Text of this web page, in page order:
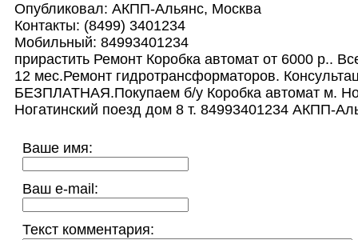
Опубликовал: АКПП-Альянс, Москва
Контакты: (8499) 3401234
Мобильный: 84993401234
прирастить Ремонт Коробка автомат от 6000 р..
12 мес.Ремонт гидротрансформаторов.
БЕЗПЛАТНАЯ.Покупаем б/у Коробка автомат м.
Ногатинский поезд дом 8 т. 84993401234 АКПП-
Ваше имя:
Ваш e-mail:
Текст комментария: